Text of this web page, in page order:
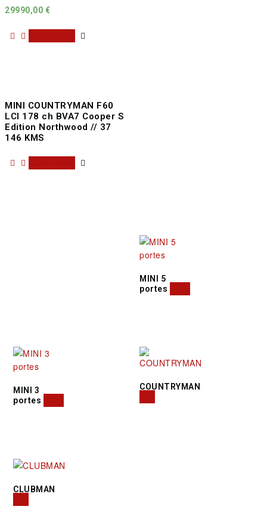
29990,00 €
MINI COUNTRYMAN F60
LCI 178 ch BVA7 Cooper S
Edition Northwood // 37
146 KMS
MINI 5
portes
MINI 3
portes
COUNTRYMAN
CLUBMAN